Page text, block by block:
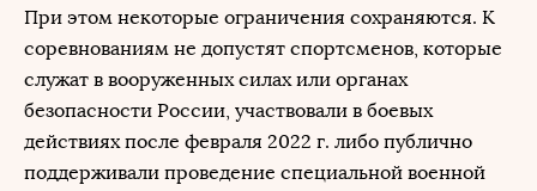
При этом некоторые ограничения сохраняются. К
соревнованиям не допустят спортсменов, которые
служат в вооруженных силах или органах
безопасности России, участвовали в боевых
действиях после февраля 2022 г. либо публично
поддерживали проведение специальной военной